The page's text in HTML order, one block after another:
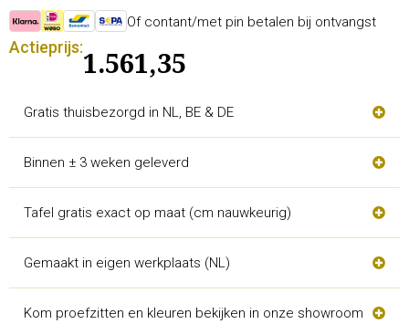
Of contant/met pin betalen bij ontvangst
Actieprijs:
1.561,35
Gratis thuisbezorgd in NL, BE & DE
Binnen ± 3 weken geleverd
Tafel gratis exact op maat (cm nauwkeurig)
Gemaakt in eigen werkplaats (NL)
Kom proefzitten en kleuren bekijken in onze showroom